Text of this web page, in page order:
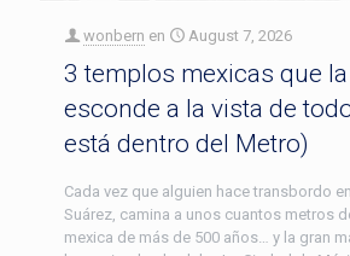
wonbern en August 7, 2026
3 templos mexicas que la
esconde a la vista de
está dentro del Metro)
Cada vez que alguien hace transbordo
Suárez, camina a unos cuantos metros
mexica de más de 500 años… y la gran